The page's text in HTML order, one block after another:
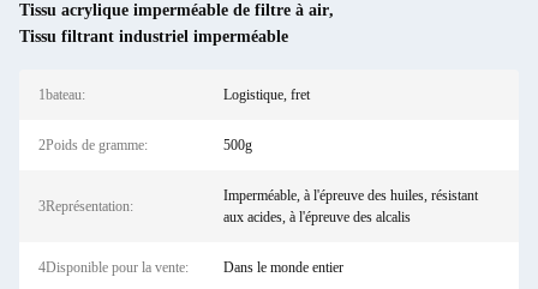
Tissu acrylique imperméable de filtre à air,
Tissu filtrant industriel imperméable
1bateau: Logistique, fret
2Poids de gramme: 500g
3Représentation:
Imperméable, à l'épreuve des huiles, résistant
aux acides, à l'épreuve des alcalis
4Disponible pour la vente: Dans le monde entier